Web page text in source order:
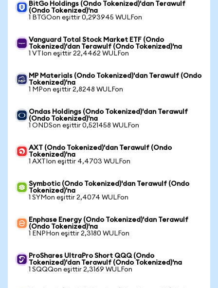
BitGo Holdings (Ondo Tokenized)'dan Terawulf
(Ondo Tokenized)'na
1 BTGOon eşittir 0,293945 WULFon
Vanguard Total Stock Market ETF (Ondo
Tokenized)'dan Terawulf (Ondo Tokenized)'na
1 VTIon eşittir 22,4462 WULFon
MP Materials (Ondo Tokenized)'dan Terawulf (Ondo
Tokenized)'na
1 MPon eşittir 2,8248 WULFon
Ondas Holdings (Ondo Tokenized)'dan Terawulf
(Ondo Tokenized)'na
1 ONDSon eşittir 0,521458 WULFon
AXT (Ondo Tokenized)'dan Terawulf (Ondo
Tokenized)'na
1 AXTIon eşittir 4,4703 WULFon
Symbotic (Ondo Tokenized)'dan Terawulf (Ondo
Tokenized)'na
1 SYMon eşittir 2,4074 WULFon
Enphase Energy (Ondo Tokenized)'dan Terawulf
(Ondo Tokenized)'na
1 ENPHon eşittir 2,3180 WULFon
ProShares UltraPro Short QQQ (Ondo
Tokenized)'dan Terawulf (Ondo Tokenized)'na
1 SQQQon eşittir 2,3169 WULFon